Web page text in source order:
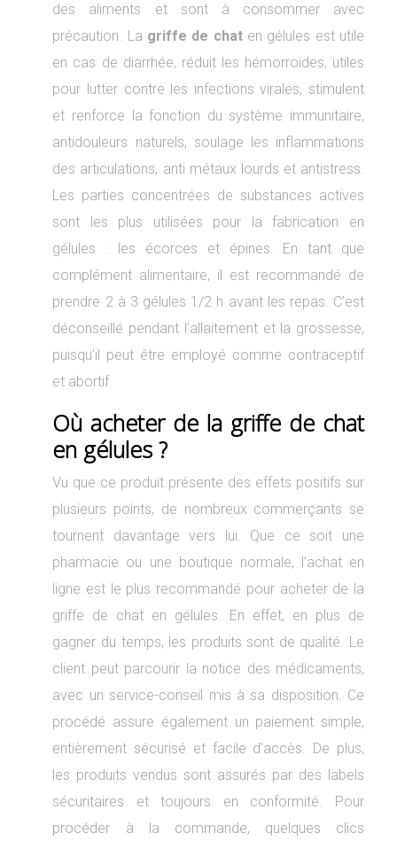
des aliments et sont à consommer avec
précaution. La griffe de chaten gélules est utile
en cas de diarrhée, réduit les hémorroïdes, utiles
pour lutter contre les infections virales, stimulent
et renforce la fonction du système immunitaire,
antidouleurs naturels, soulage les inflammations
des articulations, anti métaux lourds et antistress.
Les parties concentrées de substances actives
sont les plus utilisées pour la fabrication en
gélules : les écorces et épines. En tant que
complément alimentaire, il est recommandé de
prendre 2 à 3 gélules 1/2 h avant les repas. C’est
déconseillé pendant l’allaitement et la grossesse,
puisqu’il peut être employé comme contraceptif
et abortif.
Où acheter de la griffe de chat
en gélules ?
Vu que ce produit présente des effets positifs sur
plusieurs points, de nombreux commerçants se
tournent davantage vers lui. Que ce soit une
pharmacie ou une boutique normale, l’achat en
ligne est le plus recommandé pour acheter de la
griffe de chat en gélules. En effet, en plus de
gagner du temps, les produits sont de qualité. Le
client peut parcourir la notice des médicaments,
avec un service-conseil mis à sa disposition. Ce
procédé assure également un paiement simple,
entièrement sécurisé et facile d’accès. De plus,
les produits vendus sont assurés par des labels
sécuritaires et toujours en conformité. Pour
procéder à la commande, quelques clics